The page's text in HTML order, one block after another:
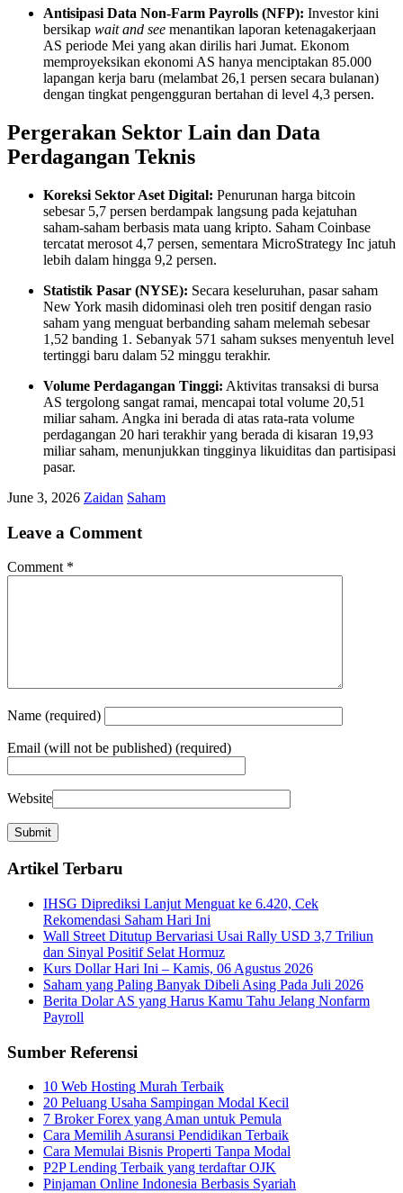
Antisipasi Data Non-Farm Payrolls (NFP): Investor kini
bersikap wait and see menantikan laporan ketenagakerjaan
AS periode Mei yang akan dirilis hari Jumat. Ekonom
memproyeksikan ekonomi AS hanya menciptakan 85.000
lapangan kerja baru (melambat 26,1 persen secara bulanan)
dengan tingkat pengengguran bertahan di level 4,3 persen.
Pergerakan Sektor Lain dan Data
Perdagangan Teknis
Koreksi Sektor Aset Digital: Penurunan harga bitcoin
sebesar 5,7 persen berdampak langsung pada kejatuhan
saham-saham berbasis mata uang kripto. Saham Coinbase
tercatat merosot 4,7 persen, sementara MicroStrategy Inc jatuh
lebih dalam hingga 9,2 persen.
Statistik Pasar (NYSE): Secara keseluruhan, pasar saham
New York masih didominasi oleh tren positif dengan rasio
saham yang menguat berbanding saham melemah sebesar
1,52 banding 1. Sebanyak 571 saham sukses menyentuh level
tertinggi baru dalam 52 minggu terakhir.
Volume Perdagangan Tinggi: Aktivitas transaksi di bursa
AS tergolong sangat ramai, mencapai total volume 20,51
miliar saham. Angka ini berada di atas rata-rata volume
perdagangan 20 hari terakhir yang berada di kisaran 19,93
miliar saham, menunjukkan tingginya likuiditas dan partisipasi
pasar.
June 3, 2026 Zaidan Saham
Leave a Comment
Comment *
Name (required)
Email (will not be published) (required)
Website
Artikel Terbaru
IHSG Diprediksi Lanjut Menguat ke 6.420, Cek
Rekomendasi Saham Hari Ini
Wall Street Ditutup Bervariasi Usai Rally USD 3,7 Triliun
dan Sinyal Positif Selat Hormuz
Kurs Dollar Hari Ini – Kamis, 06 Agustus 2026
Saham yang Paling Banyak Dibeli Asing Pada Juli 2026
Berita Dolar AS yang Harus Kamu Tahu Jelang Nonfarm
Payroll
Sumber Referensi
10 Web Hosting Murah Terbaik
20 Peluang Usaha Sampingan Modal Kecil
7 Broker Forex yang Aman untuk Pemula
Cara Memilih Asuransi Pendidikan Terbaik
Cara Memulai Bisnis Properti Tanpa Modal
P2P Lending Terbaik yang terdaftar OJK
Pinjaman Online Indonesia Berbasis Syariah